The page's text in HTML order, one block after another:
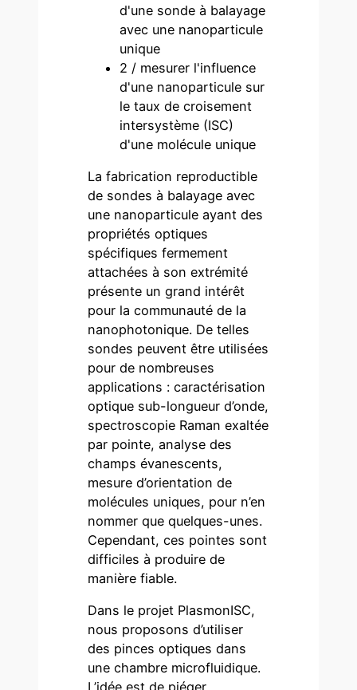
d'une sonde à balayage
avec une nanoparticule
unique
2 / mesurer l'influence
d'une nanoparticule sur
le taux de croisement
intersystème (ISC)
d'une molécule unique
La fabrication reproductible
de sondes à balayage avec
une nanoparticule ayant des
propriétés optiques
spécifiques fermement
attachées à son extrémité
présente un grand intérêt
pour la communauté de la
nanophotonique. De telles
sondes peuvent être utilisées
pour de nombreuses
applications : caractérisation
optique sub-longueur d’onde,
spectroscopie Raman exaltée
par pointe, analyse des
champs évanescents,
mesure d’orientation de
molécules uniques, pour n’en
nommer que quelques-unes.
Cependant, ces pointes sont
difficiles à produire de
manière fiable.
Dans le projet PlasmonISC,
nous proposons d’utiliser
des pinces optiques dans
une chambre microfluidique.